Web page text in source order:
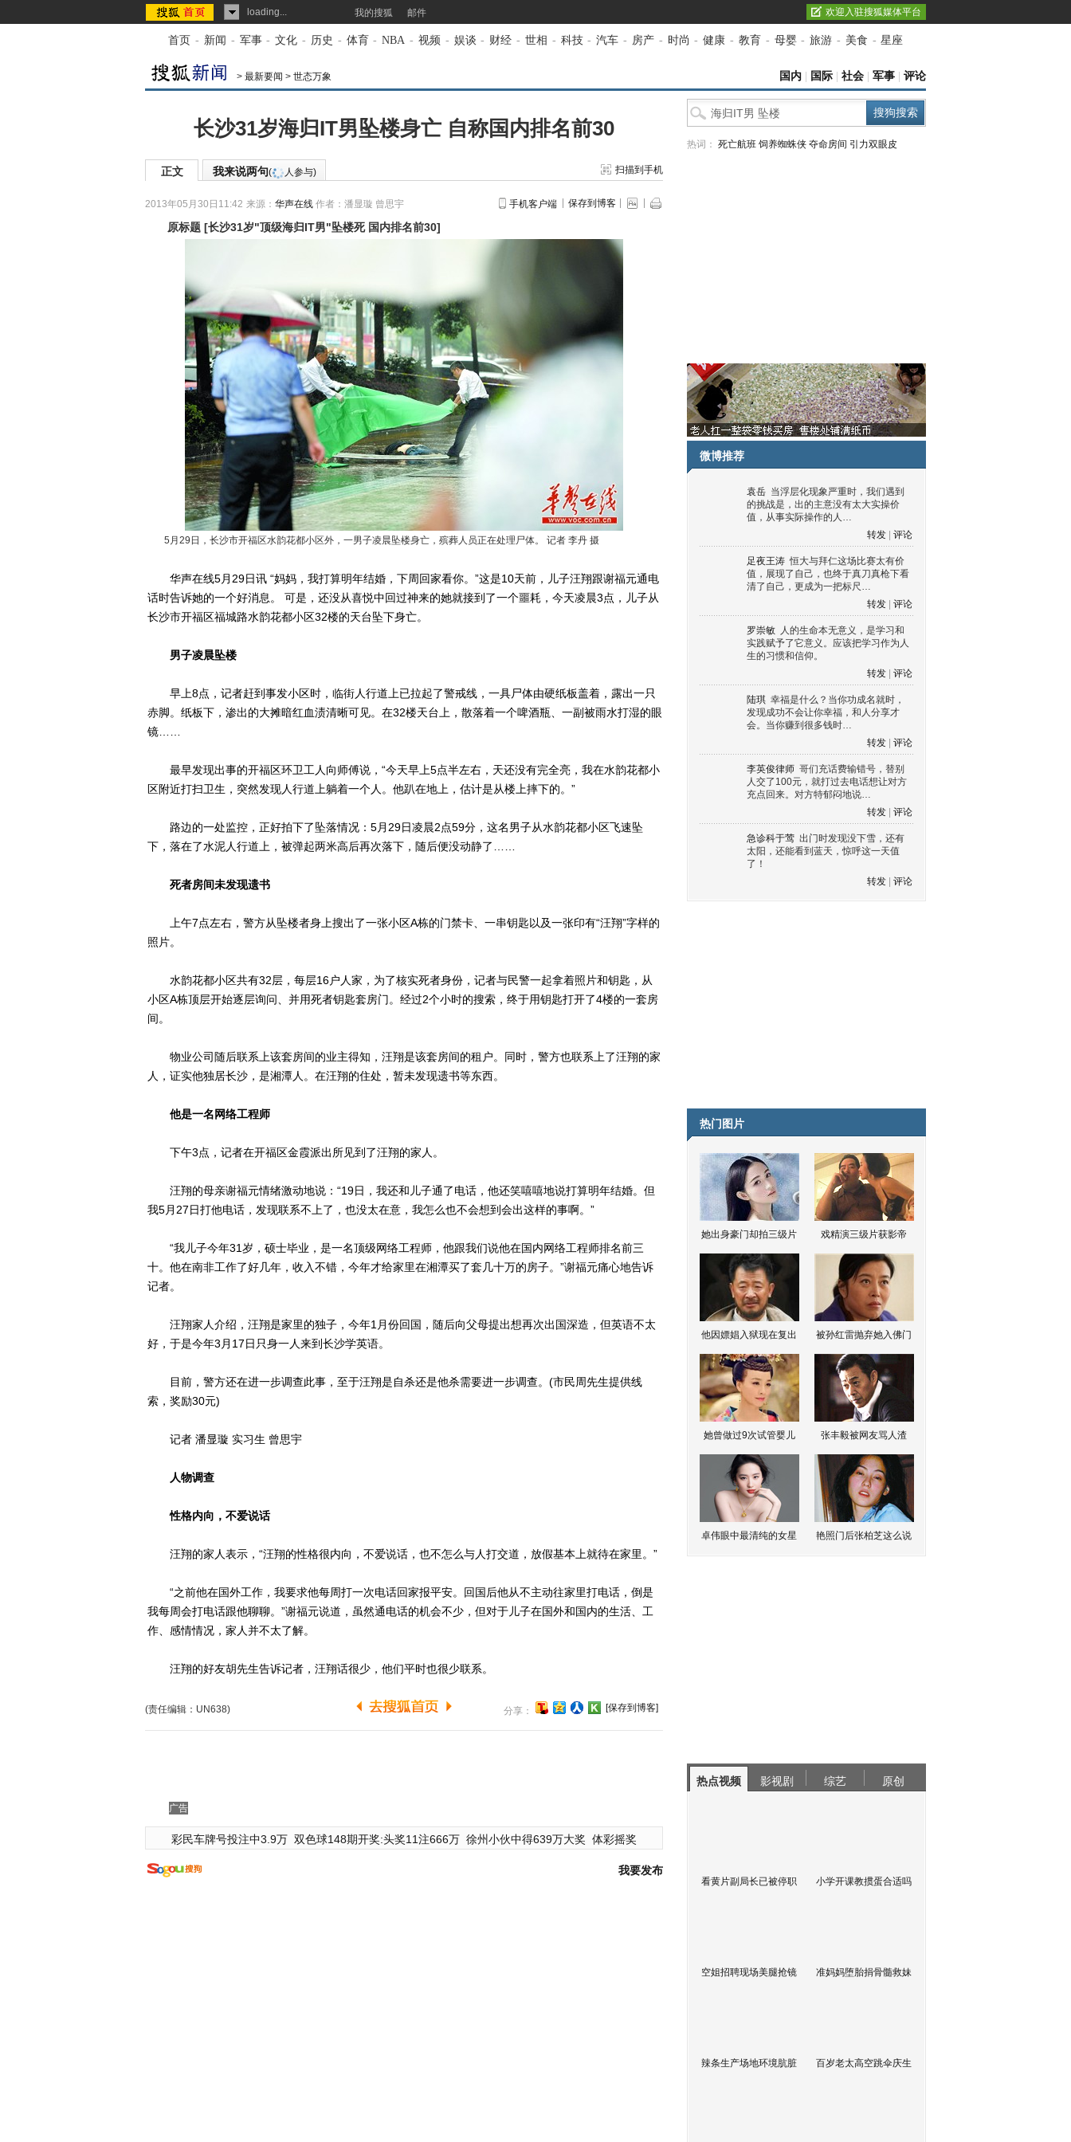
loading... 我的搜狐 邮件 欢迎入驻搜狐媒体平台
首页 - 新闻 - 军事 - 文化 - 历史 - 体育 - NBA - 视频 - 娱谈 - 财经 - 世相 - 科技 - 汽车 - 房产 - 时尚 - 健康 - 教育 - 母婴 - 旅游 - 美食 - 星座
> 最新要闻 > 世态万象 国内 国际 社会 军事 评论
长沙31岁海归IT男坠楼身亡 自称国内排名前30
正文 我来说两句( 人参与) 扫描到手机
2013年05月30日11:42 来源： 华声在线 作者：潘显璇 曾思宇 手机客户端 保存到博客
原标题 [长沙31岁"顶级海归IT男"坠楼死 国内排名前30]
5月29日，长沙市开福区水韵花都小区外，一男子凌晨坠楼身亡，殡葬人员正在处理尸体。 记者 李丹 摄
华声在线5月29日讯 “妈妈，我打算明年结婚，下周回家看你。”这是10天前，儿子汪翔跟谢福元通电
话时告诉她的一个好消息。 可是，还没从喜悦中回过神来的她就接到了一个噩耗，今天凌晨3点，儿子从
长沙市开福区福城路水韵花都小区32楼的天台坠下身亡。
男子凌晨坠楼
早上8点，记者赶到事发小区时，临街人行道上已拉起了警戒线，一具尸体由硬纸板盖着，露出一只
赤脚。纸板下，渗出的大摊暗红血渍清晰可见。在32楼天台上，散落着一个啤酒瓶、一副被雨水打湿的眼
镜……
最早发现出事的开福区环卫工人向师傅说，“今天早上5点半左右，天还没有完全亮，我在水韵花都小
区附近打扫卫生，突然发现人行道上躺着一个人。他趴在地上，估计是从楼上摔下的。”
路边的一处监控，正好拍下了坠落情况：5月29日凌晨2点59分，这名男子从水韵花都小区飞速坠
下，落在了水泥人行道上，被弹起两米高后再次落下，随后便没动静了……
死者房间未发现遗书
上午7点左右，警方从坠楼者身上搜出了一张小区A栋的门禁卡、一串钥匙以及一张印有“汪翔”字样的
照片。
水韵花都小区共有32层，每层16户人家，为了核实死者身份，记者与民警一起拿着照片和钥匙，从
小区A栋顶层开始逐层询问、并用死者钥匙套房门。经过2个小时的搜索，终于用钥匙打开了4楼的一套房
间。
物业公司随后联系上该套房间的业主得知，汪翔是该套房间的租户。同时，警方也联系上了汪翔的家
人，证实他独居长沙，是湘潭人。在汪翔的住处，暂未发现遗书等东西。
他是一名网络工程师
下午3点，记者在开福区金霞派出所见到了汪翔的家人。
汪翔的母亲谢福元情绪激动地说：“19日，我还和儿子通了电话，他还笑嘻嘻地说打算明年结婚。但
我5月27日打他电话，发现联系不上了，也没太在意，我怎么也不会想到会出这样的事啊。”
“我儿子今年31岁，硕士毕业，是一名顶级网络工程师，他跟我们说他在国内网络工程师排名前三
十。他在南非工作了好几年，收入不错，今年才给家里在湘潭买了套几十万的房子。”谢福元痛心地告诉
记者。
汪翔家人介绍，汪翔是家里的独子，今年1月份回国，随后向父母提出想再次出国深造，但英语不太
好，于是今年3月17日只身一人来到长沙学英语。
目前，警方还在进一步调查此事，至于汪翔是自杀还是他杀需要进一步调查。(市民周先生提供线
索，奖励30元)
记者 潘显璇 实习生 曾思宇
人物调查
性格内向，不爱说话
汪翔的家人表示，“汪翔的性格很内向，不爱说话，也不怎么与人打交道，放假基本上就待在家里。”
“之前他在国外工作，我要求他每周打一次电话回家报平安。回国后他从不主动往家里打电话，倒是
我每周会打电话跟他聊聊。”谢福元说道，虽然通电话的机会不少，但对于儿子在国外和国内的生活、工
作、感情情况，家人并不太了解。
汪翔的好友胡先生告诉记者，汪翔话很少，他们平时也很少联系。
(责任编辑：UN638) 分享： [保存到博客]
广告
彩民车牌号投注中3.9万 双色球148期开奖:头奖11注666万 徐州小伙中得639万大奖 体彩摇奖
我要发布
热词： 死亡航班 饲养蜘蛛侠 夺命房间 引力双眼皮
微博推荐
袁岳 当浮层化现象严重时，我们遇到
的挑战是，出的主意没有太大实操价
值，从事实际操作的人…
转发
评论
足夜王涛 恒大与拜仁这场比赛太有价
值，展现了自己，也终于真刀真枪下看
清了自己，更成为一把标尺…
转发
评论
罗崇敏 人的生命本无意义，是学习和
实践赋予了它意义。应该把学习作为人
生的习惯和信仰。
转发
评论
陆琪 幸福是什么？当你功成名就时，
发现成功不会让你幸福，和人分享才
会。当你赚到很多钱时…
转发
评论
李英俊律师 哥们充话费输错号，替别
人交了100元，就打过去电话想让对方
充点回来。对方特郁闷地说…
转发
评论
急诊科于莺 出门时发现没下雪，还有
太阳，还能看到蓝天，惊呼这一天值
了！
转发
评论
热门图片
她出身豪门却拍三级片 戏精演三级片获影帝
他因嫖娼入狱现在复出 被孙红雷抛弃她入佛门
她曾做过9次试管婴儿 张丰毅被网友骂人渣
卓伟眼中最清纯的女星 艳照门后张柏芝这么说
热点视频 影视剧 综艺 原创
看黄片副局长已被停职 小学开课教掼蛋合适吗
空姐招聘现场美腿抢镜 准妈妈堕胎捐骨髓救妹
辣条生产场地环境肮脏 百岁老太高空跳伞庆生